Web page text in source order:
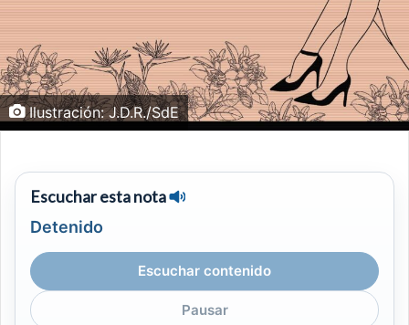
Ilustración: J.D.R./SdE
Escuchar esta nota
Detenido
Escuchar contenido
Pausar